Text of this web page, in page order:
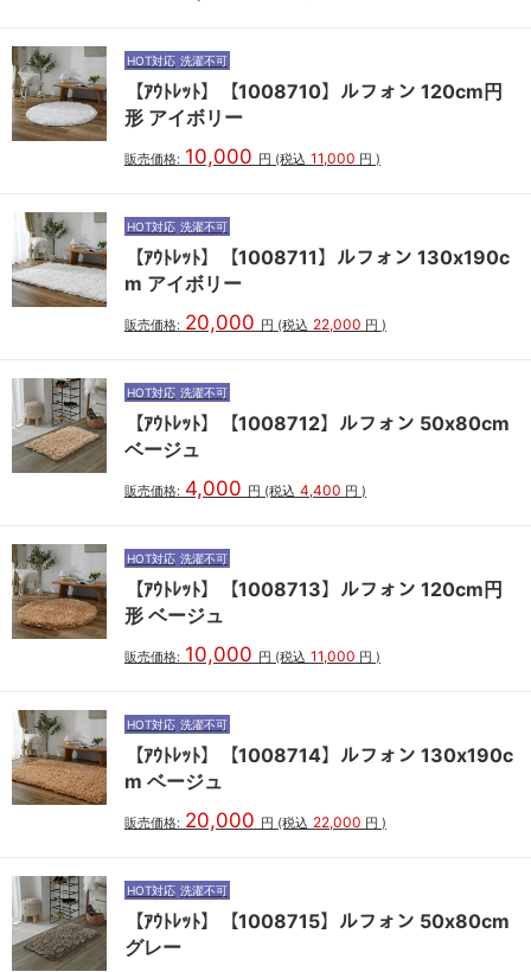
HOT対応 洗濯不可
【ｱｳﾄﾚｯﾄ】【1008710】ルフォン 120cm円
形 アイボリー
販売価格: 10,000 円 (税込 11,000 円 )
HOT対応 洗濯不可
【ｱｳﾄﾚｯﾄ】【1008711】ルフォン 130x190c
m アイボリー
販売価格: 20,000 円 (税込 22,000 円 )
HOT対応 洗濯不可
【ｱｳﾄﾚｯﾄ】【1008712】ルフォン 50x80cm
ベージュ
販売価格: 4,000 円 (税込 4,400 円 )
HOT対応 洗濯不可
【ｱｳﾄﾚｯﾄ】【1008713】ルフォン 120cm円
形 ベージュ
販売価格: 10,000 円 (税込 11,000 円 )
HOT対応 洗濯不可
【ｱｳﾄﾚｯﾄ】【1008714】ルフォン 130x190c
m ベージュ
販売価格: 20,000 円 (税込 22,000 円 )
HOT対応 洗濯不可
【ｱｳﾄﾚｯﾄ】【1008715】ルフォン 50x80cm
グレー